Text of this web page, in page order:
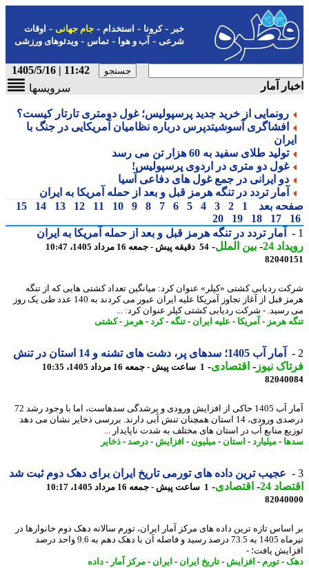
-کرونا-استخدام- جام جهانی-اوقات
شرعی-آب و هوا-تماس-ویدئوهای ورزشی
11:42 | 1405/5/16
آمار
سرویسها
رونمایی از خرید جدید پرسپولیس؛ غول دومتری تارتار کیست؟
افشاگری آسوشیتدپرس درباره نظامیان آمریکایی در جنگ با
تولید طلای سفید به 60 هزار تن می رسد
غول دو متری در اردوی پرسپولیس!
دو ایرانی در جمع غول های دفاعی آسیا
آمار تردد در تنگه هرمز قبل و بعد از حمله آمریکا به ایران
بعد
1
2
3
4
5
6
7
8
9
10
11
12
13
14
15
17
18
19
20
آمار تردد در تنگه هرمز قبل و بعد از حمله آمریکا به ایران
24
-بین الملل-54 دقیقه پیش - جمعه 16 مرداد 1405، 10:47
ردیابی کشتی «کپلر» عنوان کرد: میانگین تعداد کشتی هایی که از تنگه
هرمز قبل از آغاز تجاوز آمریکا علیه ایران عبور می کردند به 140 عدد طی یک روز
- شرکت ردیابی کشتی کپلر عنوان کرد: ...
هرمز- آمریکا- علیه ایران - تنگه -کرد-هرمز- کشتی
آمار آب 1405؛ سدهای پر، دشت های تشنه و 14 استان در تنش
نیوز-اقتصادی-1 ساعت پیش - جمعه 16 مرداد 1405، 10:35
آمار آب 1405 حاکی از افزایش ورودی و پرشدگی سدهاست، اما با وجود رشد 72
درصدی ورودی، 14 استان همچنان تنش آبی دارند. بررسی ذخایر نشان می دهد
منابع آب در استان های مختلف به شدت ناپایدار ...
-میلیارد-استان-میلیون-افزایش -درصد-ذخایر
عجیب ترین داده های تورمی تاریخ ایران برای دهک دوم ثبت شد
24
-اقتصادی-1 ساعت پیش - جمعه 16 مرداد 1405، 10:17
تازه ترین داده های مرکز آمار ایران، تورم سالانه دهک دوم خانوارها در
تیرماه 1405 به 73.5 درصد رسید و فاصله آن با دهک دهم به 9.6 واحد درصد
یافت؛ -
-تورم-افزایش -تاریخ ایران - ایران - مرکز آمار -داده